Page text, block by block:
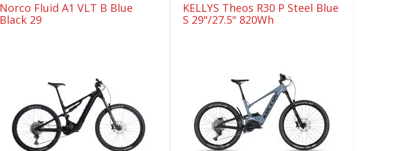
Norco Fluid A1 VLT B Blue
Black 29
KELLYS Theos R30 P Steel Blue
S 29"/27.5" 820Wh